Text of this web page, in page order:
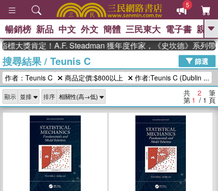
5
GO
The Odyssey 、
父親節 、 如果歷史是一群喵 、 暑期
推薦 、 國際布克獎 臺灣漫遊錄 、 方
念華 、 台灣的李登輝時代 、 數學女
孩：黎曼猜想
偉大的迷走神經
暢銷榜 新品 中文 外文 簡體 三民東大 電子書 親子
標大獎肯定！A.F. Steadman 獲年度作家，《史坎德》系列帶
搜尋結果/ Teunis C
篩選
作者：Teunis C
商品定價:$800以上 作者:Teunis C (Dublin ...
顯示 排序 共 2 筆
第 1 / 1 頁